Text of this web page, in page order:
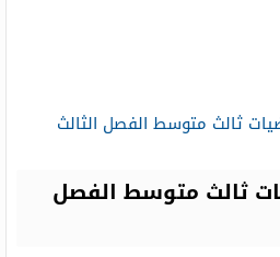
ثالث متوسط الفصل الثالث
ثالث متوسط الفصل